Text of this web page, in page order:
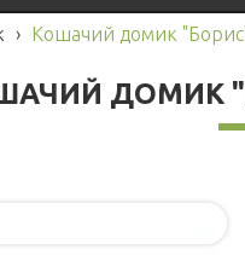
› Кошачий домик
ДОМИК